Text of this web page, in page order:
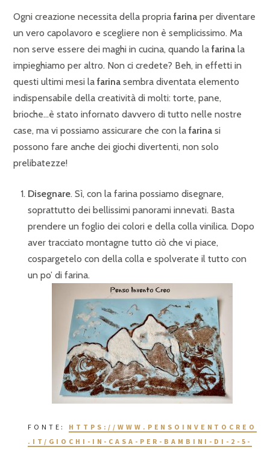
Ogni creazione necessita della propria farina per diventare
un vero capolavoro e scegliere non è semplicissimo. Ma
non serve essere dei maghi in cucina, quando la farina la
impieghiamo per altro. Non ci credete? Beh, in effetti in
questi ultimi mesi la farina sembra diventata elemento
indispensabile della creatività di molti: torte, pane,
brioche…è stato infornato davvero di tutto nelle nostre
case, ma vi possiamo assicurare che con la farina si
possono fare anche dei giochi divertenti, non solo
prelibatezze!
Disegnare. Sì, con la farina possiamo disegnare,
soprattutto dei bellissimi panorami innevati. Basta
prendere un foglio dei colori e della colla vinilica. Dopo
aver tracciato montagne tutto ciò che vi piace,
cospargetelo con della colla e spolverate il tutto con
un po’ di farina.
FONTE: HTTPS://WWW.PENSOINVENTOCREO
.IT/GIOCHI-IN-CASA-PER-BAMBINI-DI-2-5-